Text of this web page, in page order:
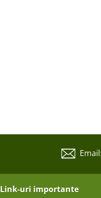
Link-uri importante